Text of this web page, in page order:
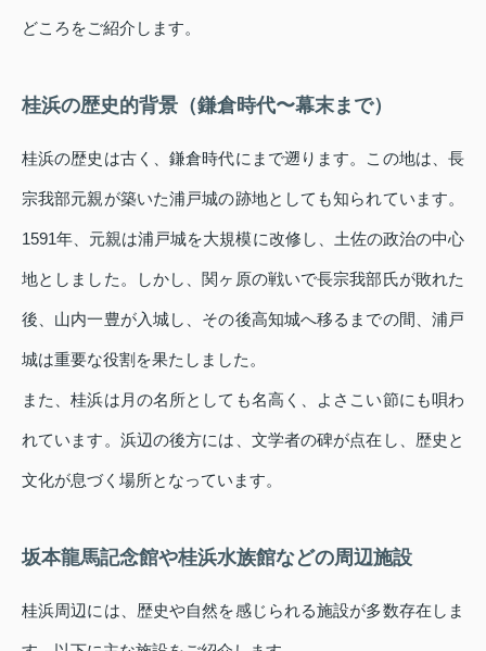
どころをご紹介します。
桂浜の歴史的背景（鎌倉時代〜幕末まで）
桂浜の歴史は古く、鎌倉時代にまで遡ります。この地は、長
宗我部元親が築いた浦戸城の跡地としても知られています。
1591年、元親は浦戸城を大規模に改修し、土佐の政治の中心
地としました。しかし、関ヶ原の戦いで長宗我部氏が敗れた
後、山内一豊が入城し、その後高知城へ移るまでの間、浦戸
城は重要な役割を果たしました。
また、桂浜は月の名所としても名高く、よさこい節にも唄わ
れています。浜辺の後方には、文学者の碑が点在し、歴史と
文化が息づく場所となっています。
坂本龍馬記念館や桂浜水族館などの周辺施設
桂浜周辺には、歴史や自然を感じられる施設が多数存在しま